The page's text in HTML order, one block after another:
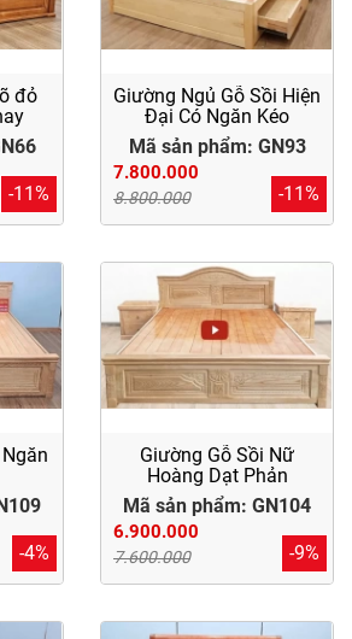
đỏ
-11%
Giường Ngủ Gỗ Sồi Hiện
Đại Có Ngăn Kéo
Mã sản phẩm: GN93
7.800.000
8.800.000 -11%
-4%
Giường Gỗ Sồi Nữ
Hoàng Dạt Phản
Mã sản phẩm: GN104
6.900.000
7.600.000 -9%